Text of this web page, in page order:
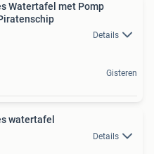
Watertafel met Pomp
Details
Gisteren
watertafel
Details